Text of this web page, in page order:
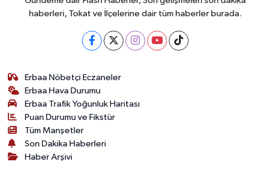
haberleri, Tokat ve İlçelerine dair tüm haberler burada.
Erbaa Nöbetçi Eczaneler
Erbaa Hava Durumu
Erbaa Trafik Yoğunluk Haritası
Puan Durumu ve Fikstür
Tüm Manşetler
Son Dakika Haberleri
Haber Arşivi